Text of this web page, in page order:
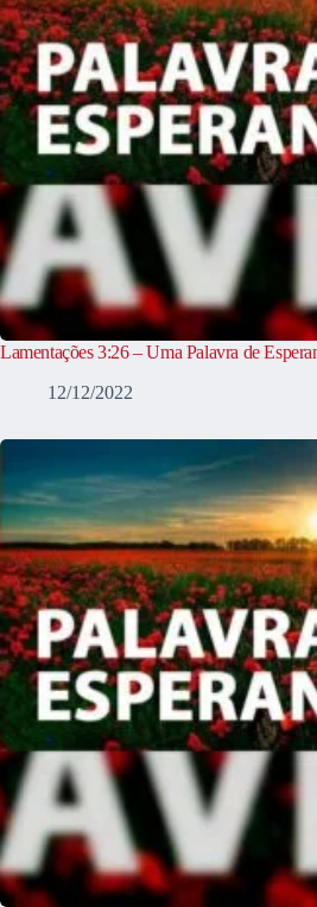
Lamentações 3:26 – Uma Palavra de
12/12/2022